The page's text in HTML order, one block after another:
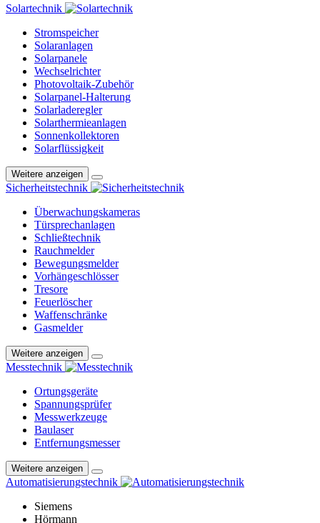
Solartechnik
Stromspeicher
Solaranlagen
Solarpanele
Wechselrichter
Photovoltaik-Zubehör
Solarpanel-Halterung
Solarladeregler
Solarthermieanlagen
Sonnenkollektoren
Solarflüssigkeit
Weitere anzeigen
Sicherheitstechnik
Überwachungskameras
Türsprechanlagen
Schließtechnik
Rauchmelder
Bewegungsmelder
Vorhängeschlösser
Tresore
Feuerlöscher
Waffenschränke
Gasmelder
Weitere anzeigen
Messtechnik
Ortungsgeräte
Spannungsprüfer
Messwerkzeuge
Baulaser
Entfernungsmesser
Weitere anzeigen
Automatisierungstechnik
Siemens
Hörmann